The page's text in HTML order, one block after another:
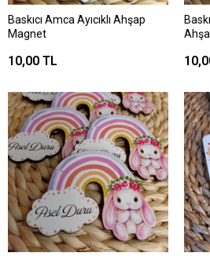
Baskıcı Amca Ayıcıklı Ahşap
Magnet
10,00 TL